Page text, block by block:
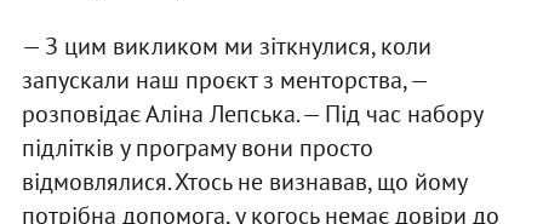
— З цим викликом ми зіткнулися, коли
запускали наш проєкт з менторства, —
розповідає Аліна Лепська. — Під час набору
підлітків у програму вони просто
відмовлялися. Хтось не визнавав, що йому
потрібна допомога, у когось немає довіри до